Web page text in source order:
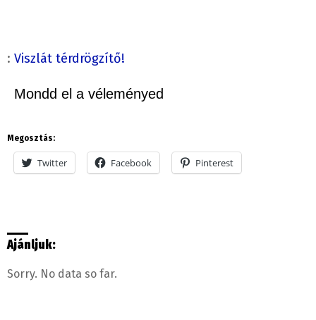
: Viszlát térdrögzítő!
Mondd el a véleményed
Megosztás:
Twitter Facebook Pinterest
Ajánljuk:
Sorry. No data so far.